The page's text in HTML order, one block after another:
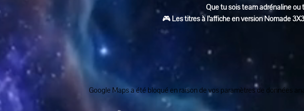
Que tu sois team adrénaline ou
🎮 Les titres à l’affiche en version Nomade 3X3
Google Maps a été bloqué en raison de vos paramètres de données